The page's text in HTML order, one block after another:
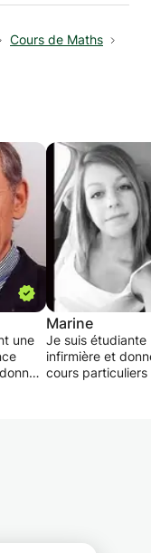
Cours de Maths
une
Marine
Je suis étudiante
infirmière et
cours particuliers